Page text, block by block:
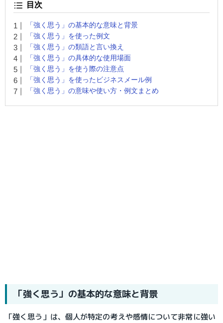
目次
「強く思う」の基本的な意味と背景
「強く思う」を使った例文
「強く思う」の類語と言い換え
「強く思う」の具体的な使用場面
「強く思う」を使う際の注意点
「強く思う」を使ったビジネスメール例
「強く思う」の意味や使い方・例文まとめ
「強く思う」の基本的な意味と背景
「強く思う」は、個人が特定の考えや感情について非常に強い